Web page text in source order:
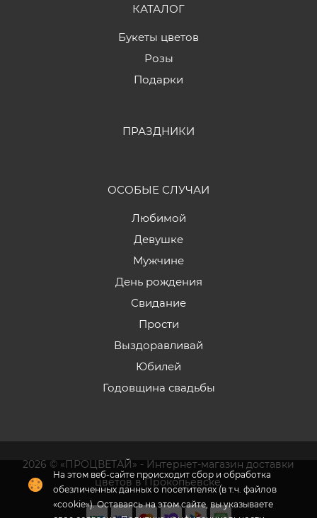
На этом веб-сайте происходит сбор и обработка
обезличенных данных о посетителях (в т.ч. файлов
«cookie»). Оставаясь на этом сайте, вы указываете
КАТАЛОГ
Букеты цветов
Розы
Подарки
ПРАЗДНИКИ
ОСОБЫЕ СЛУЧАИ
Любимой
Девушке
Мужчине
День рождения
Свидание
Прости
Выздоравливай
Юбилей
Годовщина свадьбы
2026 © «ПРОЦВЕТАЙ» - Интернет-магазин доставки
цветов в Прокопьевске.